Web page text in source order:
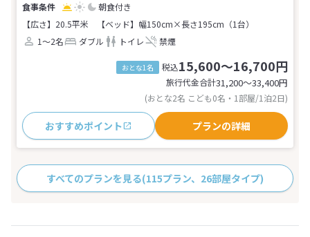
朝食付き
【広さ】20.5平米
【ベッド】幅150cm×長さ195cm（1台）
1～2名
ダブル トイレ 禁煙
おとな1名 税込15,600～16,700円
旅行代金合計31,200〜33,400円
(おとな2名 こども0名・1部屋/1泊2日)
おすすめポイント プランの詳細
すべてのプランを見る(115プラン、26部屋タイプ)